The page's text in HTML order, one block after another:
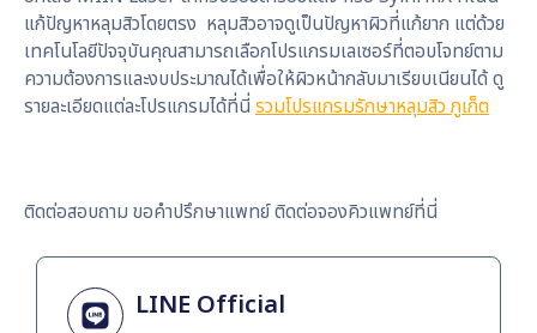
แก้ปัญหาหลุมสิวโดยตรง หลุมสิวอาจดูเป็นปัญหาผิวที่แก้ยาก แต่ด้วย
เทคโนโลยีปัจจุบันคุณสามารถเลือกโปรแกรมเลเซอร์ที่ตอบโจทย์ตาม
ความต้องการและงบประมาณได้เพื่อให้ผิวหน้ากลับมาเรียบเนียนได้ ดู
รายละเอียดแต่ละโปรแกรมได้ที่นี่ รวมโปรแกรมรักษาหลุมสิว ภูเก็ต
ติดต่อสอบถาม ขอคำปรึกษาแพทย์ ติดต่อจองคิวแพทย์ที่นี่
LINE Official